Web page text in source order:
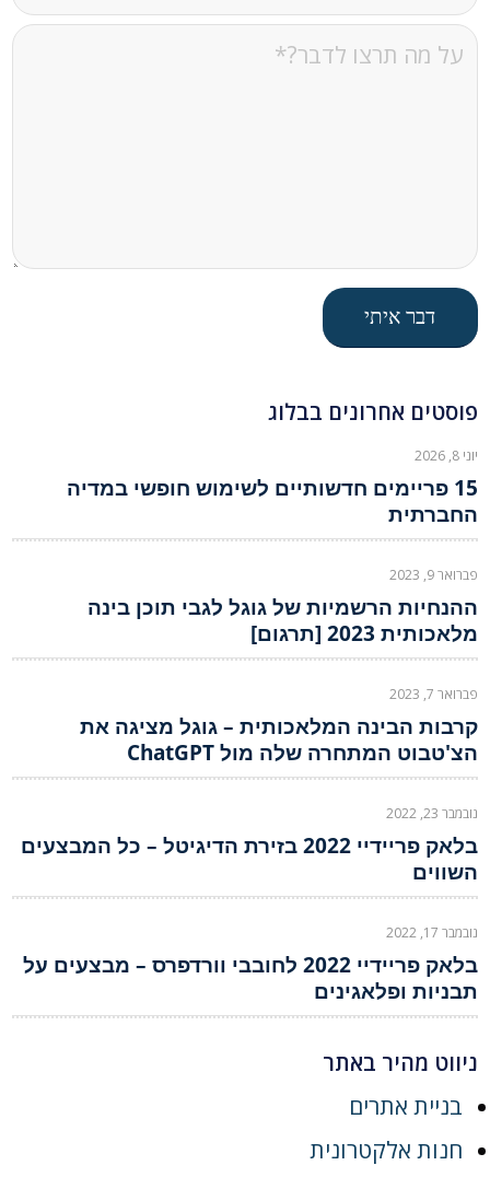
פוסטים אחרונים בבלוג
יוני 8, 2026
15 פריימים חדשותיים לשימוש חופשי במדיה
החברתית
פברואר 9, 2023
ההנחיות הרשמיות של גוגל לגבי תוכן בינה
מלאכותית 2023 [תרגום]
פברואר 7, 2023
קרבות הבינה המלאכותית – גוגל מציגה את
הצ'טבוט המתחרה שלה מול ChatGPT
נובמבר 23, 2022
בלאק פריידיי 2022 בזירת הדיגיטל – כל המבצעים
השווים
נובמבר 17, 2022
בלאק פריידיי 2022 לחובבי וורדפרס – מבצעים על
תבניות ופלאגינים
ניווט מהיר באתר
בניית אתרים
חנות אלקטרונית